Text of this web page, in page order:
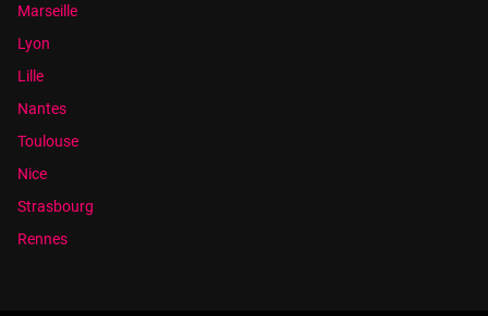
Marseille
Lyon
Lille
Nantes
Toulouse
Nice
Strasbourg
Rennes